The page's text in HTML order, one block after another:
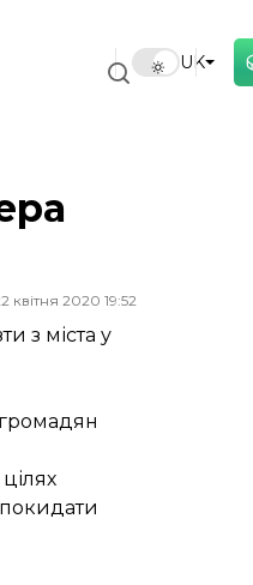
UK
квітня 2020 19:52
з міста у